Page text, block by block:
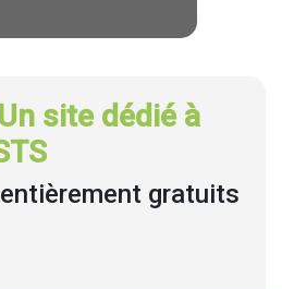
site dédié à
gratuits